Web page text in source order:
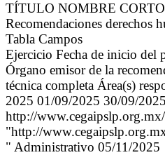
TÍTULO NOMBRE
Recomendaciones derechos
Tabla Campos
Ejercicio Fecha de inicio del
Órgano emisor de la
técnica completa Área(s)
2025 01/09/2025 30/09/
http://
"http://
" Administrativo 05/11/2025